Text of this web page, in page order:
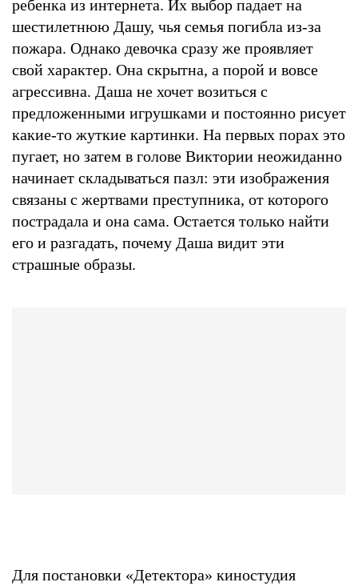
ребенка из интернета. Их выбор падает на
шестилетнюю Дашу, чья семья погибла из-за
пожара. Однако девочка сразу же проявляет
свой характер. Она скрытна, а порой и вовсе
агрессивна. Даша не хочет возиться с
предложенными игрушками и постоянно рисует
какие-то жуткие картинки. На первых порах это
пугает, но затем в голове Виктории неожиданно
начинает складываться пазл: эти изображения
связаны с жертвами преступника, от которого
пострадала и она сама. Остается только найти
его и разгадать, почему Даша видит эти
страшные образы.
Для постановки «Детектора» киностудия